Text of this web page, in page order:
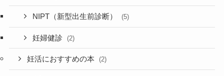
NIPT（新型出生前診断） (5)
妊婦健診 (2)
妊活におすすめの本 (2)